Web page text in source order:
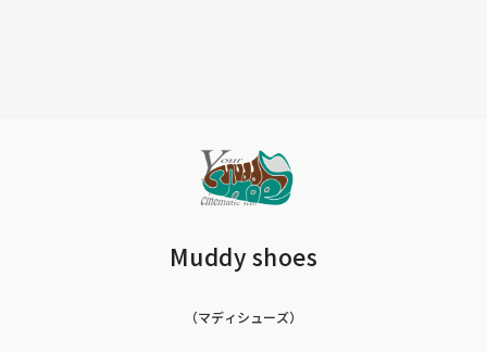
Muddy shoes
（マディシューズ）